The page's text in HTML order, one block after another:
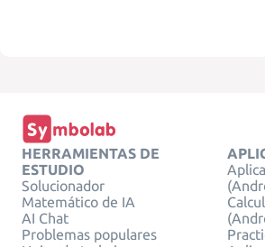
HERRAMIENTAS DE
ESTUDIO
Solucionador
Matemático de IA
AI Chat
Problemas populares